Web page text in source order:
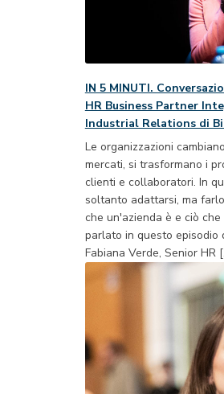
IN 5 MINUTI.
HR Business Partner
Industrial Relations di
Le organizzazioni
mercati, si trasformano i
clienti e collaboratori. In
soltanto adattarsi, ma
che un'azienda è e ciò
parlato in questo episodio
Fabiana Verde, Senior HR